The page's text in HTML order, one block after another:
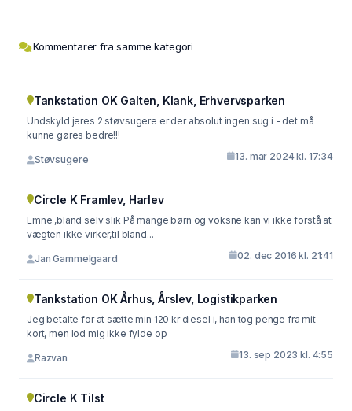
Kommentarer fra samme kategori
Tankstation OK Galten, Klank, Erhvervsparken
Undskyld jeres 2 støvsugere er der absolut ingen sug i - det må
kunne gøres bedre!!!
Støvsugere 13. mar 2024 kl. 17:34
Circle K Framlev, Harlev
Emne ,bland selv slik På mange børn og voksne kan vi ikke forstå at
vægten ikke virker,til bland...
Jan Gammelgaard 02. dec 2016 kl. 21:41
Tankstation OK Århus, Årslev, Logistikparken
Jeg betalte for at sætte min 120 kr diesel i, han tog penge fra mit
kort, men lod mig ikke fylde op
Razvan 13. sep 2023 kl. 4:55
Circle K Tilst